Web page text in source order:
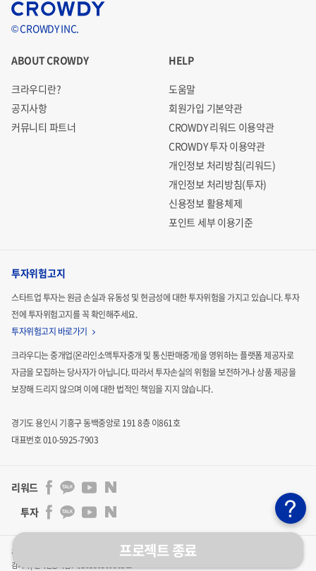
프로젝트 종료
© CROWDY INC.
ABOUT CROWDY
크라우디란?
공지사항
커뮤니티 파트너
HELP
도움말
회원가입 기본약관
CROWDY 리워드 이용약관
CROWDY 투자 이용약관
개인정보 처리방침(리워드)
개인정보 처리방침(투자)
신용정보 활용체제
포인트 세부 이용기준
투자위험고지
스타트업 투자는 원금 손실과 유동성 및 현금성에 대한 투자위험을 가지고 있습니다.투자
전에 투자위험고지를 꼭 확인해주세요.
투자위험고지 바로가기
크라우디는 중개업(온라인소액투자중개 및 통신판매중개)을 영위하는 플랫폼 제공자로
자금을 모집하는당사자가 아닙니다. 따라서 투자손실의 위험을 보전하거나 상품 제공을
보장해 드리지 않으며 이에 대한 법적인 책임을 지지 않습니다.
경기도 용인시 기흥구 동백중앙로 191 8층 이861호
대표번호 010-5925-7903
리워드
투자
주식회사 크라우디 | 통신판매업신고 : 2024-용인기흥-3011호 | 사업자등록번호 : 841-86-00201 | 대표자 :
김기석 | 벤처인증기업 : 제 20180300861 호